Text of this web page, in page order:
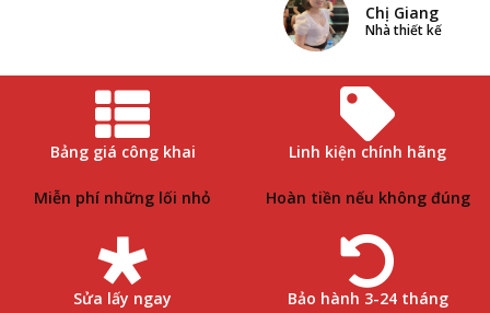
Chị Giang
Nhà thiết kế
Bảng giá công khai
Miễn phí những lối nhỏ
Linh kiện chính hãng
Hoàn tiền nếu không đúng
Sửa lấy ngay Bảo hành 3-24 tháng